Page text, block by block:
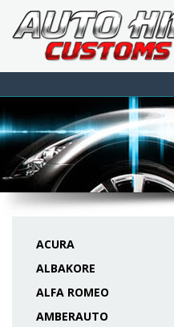
ACURA
ALBAKORE
ALFA ROMEO
AMBERAUTO